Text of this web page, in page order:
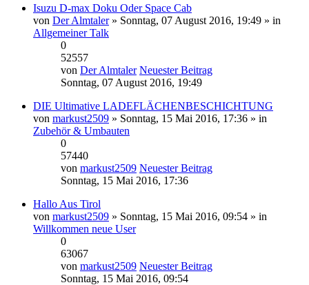
Isuzu D-max Doku Oder Space Cab
von Der Almtaler» Sonntag, 07 August 2016, 19:49 » in
Allgemeiner Talk
0
52557
von Der Almtaler Neuester Beitrag
Sonntag, 07 August 2016, 19:49
DIE Ultimative LADEFLÄCHENBESCHICHTUNG
von markust2509 » Sonntag, 15 Mai 2016, 17:36 » in
Zubehör & Umbauten
0
57440
von markust2509 Neuester Beitrag
Sonntag, 15 Mai 2016, 17:36
Hallo Aus Tirol
von markust2509 » Sonntag, 15 Mai 2016, 09:54 » in
Willkommen neue User
0
63067
von markust2509 Neuester Beitrag
Sonntag, 15 Mai 2016, 09:54